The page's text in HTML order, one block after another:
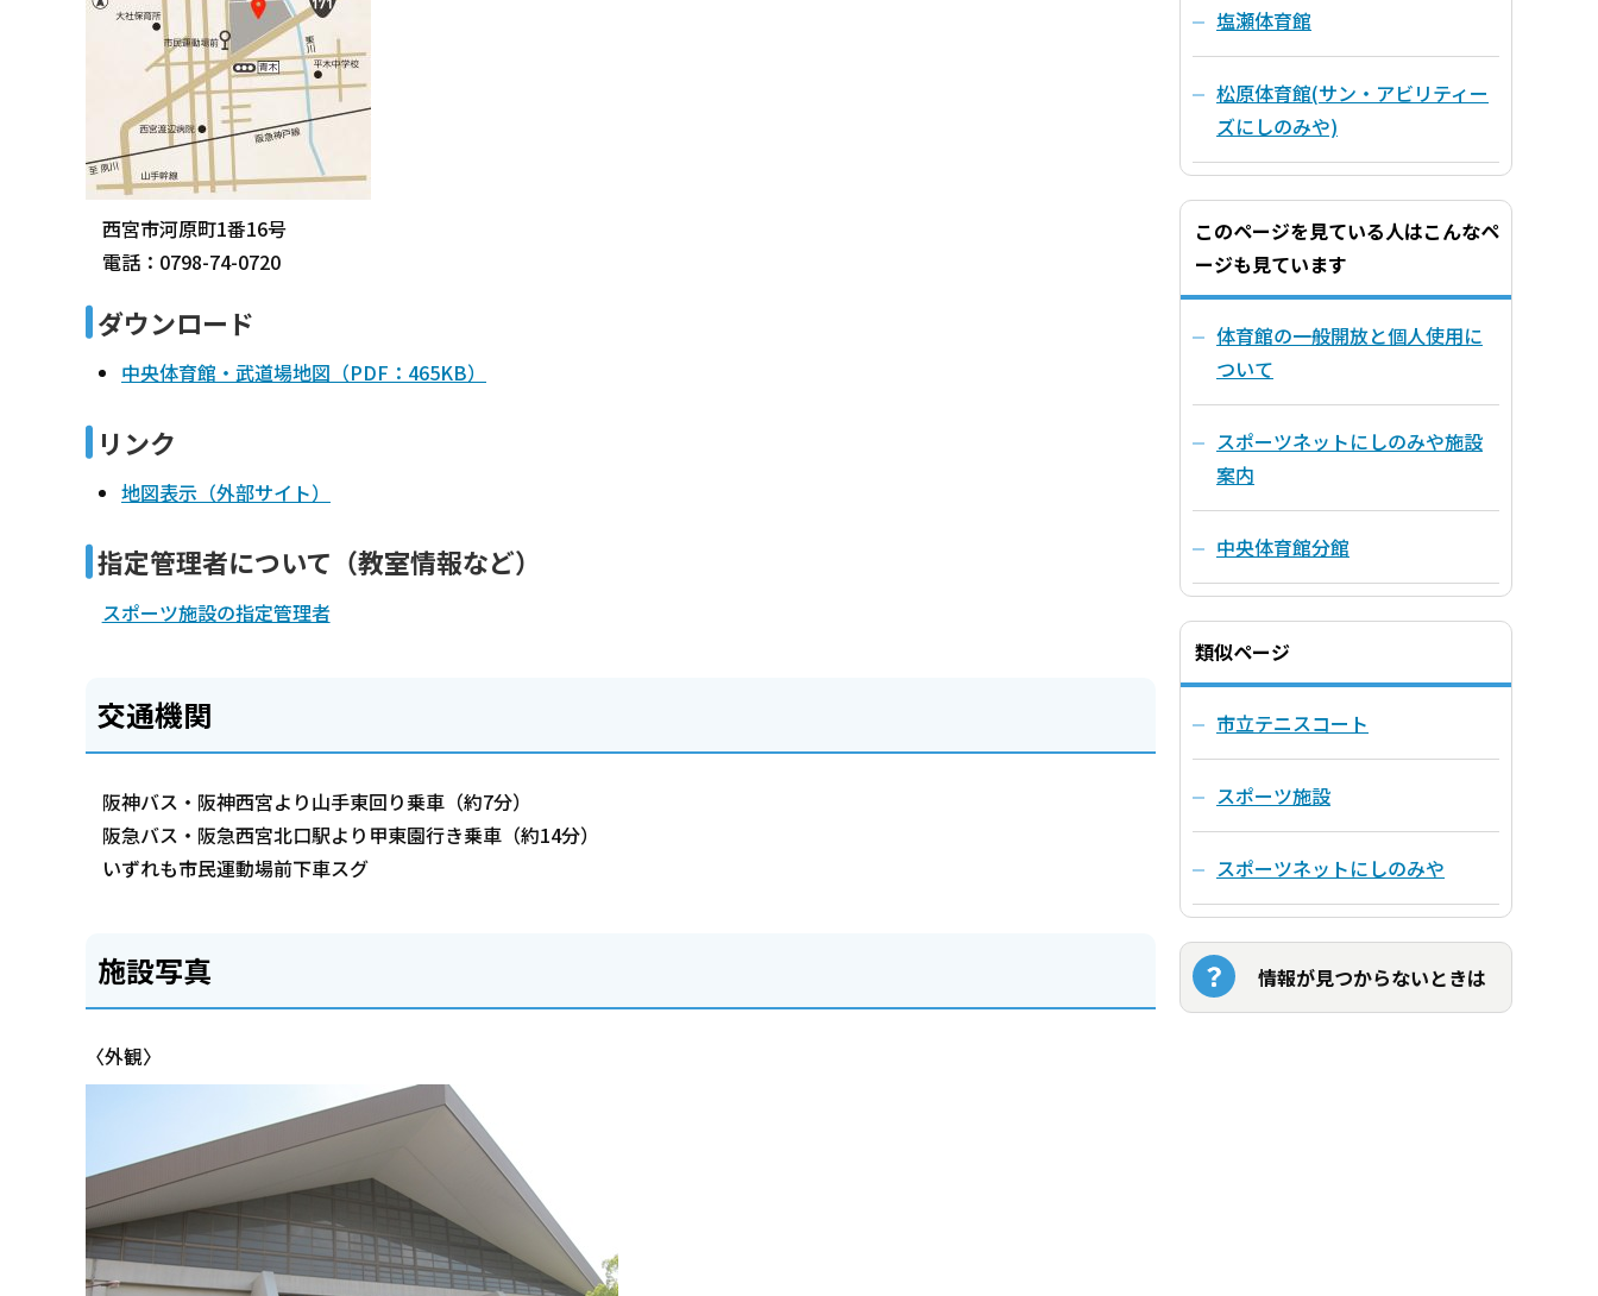
西宮市河原町1番16号
電話：0798-74-0720
ダウンロード
中央体育館・武道場地図（PDF：465KB）
リンク
地図表示（外部サイト）
指定管理者について（教室情報など）
スポーツ施設の指定管理者
交通機関
阪神バス・阪神西宮より山手東回り乗車（約7分）
阪急バス・阪急西宮北口駅より甲東園行き乗車（約14分）
いずれも市民運動場前下車スグ
施設写真
〈外観〉
塩瀬体育館
松原体育館(サン・アビリティー
ズにしのみや)
このページを見ている人はこんなペ
ージも見ています
体育館の一般開放と個人使用に
ついて
スポーツネットにしのみや施設
案内
中央体育館分館
類似ページ
市立テニスコート
スポーツ施設
スポーツネットにしのみや
情報が見つからないときは